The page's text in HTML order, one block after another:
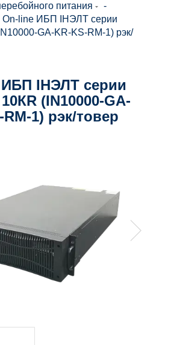
питания
-
On-line ИБП IНЭЛТ серии
GA-KR-KS-RM-1) рэк/
IНЭЛТ серии
(IN10000-GA-
RM-1) рэк/товер